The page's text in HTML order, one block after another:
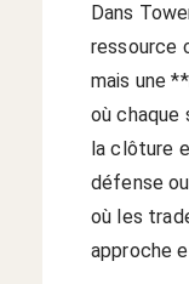
Dans
ressource
mais une
où chaque
la clôture
défense
où les
approche